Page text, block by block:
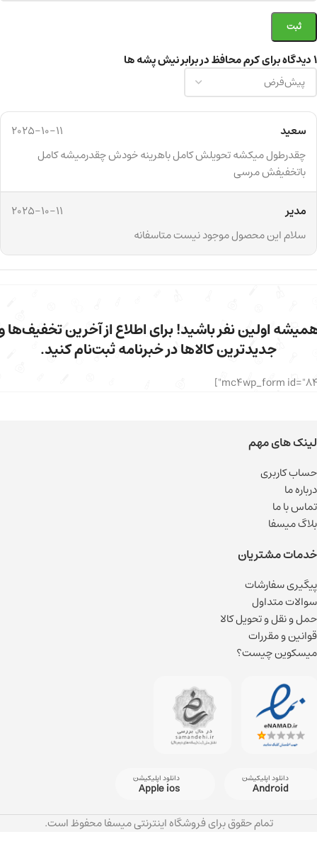
1 دیدگاه برای کرم محافظ در برابر نیش پشه ها
سعید
2025-10-11
چقدرطول میکشه تحویلش کامل باهرینه خودش چقدرمیشه کامل
باتخفیفش مرسی
مدیر
2025-10-11
سلام این محصول موجود نیست متاسفانه
اولین نفر باشید! برای اطلاع از آخرین تخفیف‌ها
جدیدترین کالاها در خبرنامه ثبت‌نام کنید.
لینک های مهم
حساب کاربری
درباره ما
تماس با ما
بلاگ میسفا
خدمات مشتریان
پیگیری سفارشات
سوالات متداول
حمل و نقل و تحویل کالا
قوانین و مقررات
میسکوین چیست؟
دانلود اپلیکیشن
Android
دانلود اپلیکیشن
Apple ios
تمام حقوق برای فروشگاه اینترنتی میسفا محفوظ است.